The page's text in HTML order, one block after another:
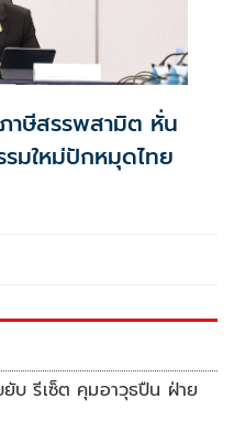
าษีสรรพสามิต หั่น
มใหม่ปักหมุดไทย
น ฝ่าย